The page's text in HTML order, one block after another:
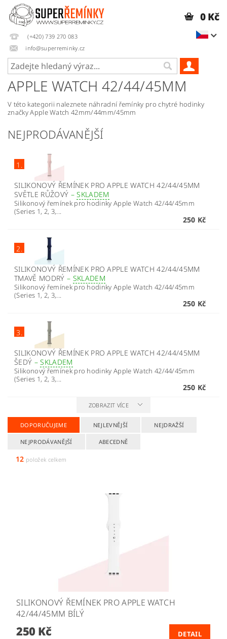
(+420) 739 270 083
info@superreminky.cz
0 Kč
APPLE WATCH 42/44/45MM
V této kategorii naleznete náhradní řemínky pro chytré hodinky
značky Apple Watch 42mm/44mm/45mm
NEJPRODÁVANĚJŠÍ
1.
SILIKONOVÝ ŘEMÍNEK PRO APPLE WATCH 42/44/45MM
SVĚTLE RŮŽOVÝ –SKLADEM
Silikonový řemínek pro hodinky Apple Watch 42/44/45mm
(Series 1, 2, 3,...
250 Kč
2.
SILIKONOVÝ ŘEMÍNEK PRO APPLE WATCH 42/44/45MM
TMAVĚ MODRÝ – SKLADEM
Silikonový řemínek pro hodinky Apple Watch 42/44/45mm
(Series 1, 2, 3,...
250 Kč
3.
SILIKONOVÝ ŘEMÍNEK PRO APPLE WATCH 42/44/45MM
ŠEDÝ –SKLADEM
Silikonový řemínek pro hodinky Apple Watch 42/44/45mm
(Series 1, 2, 3,...
250 Kč
ZOBRAZIT VÍCE
DOPORUČUJEME NEJLEVNĚJŠÍ NEJDRAŽŠÍ
NEJPRODÁVANĚJŠÍ ABECEDNĚ
12 položek celkem
SILIKONOVÝ ŘEMÍNEK PRO APPLE WATCH
42/44/45MM BÍLÝ
250 Kč DETAIL